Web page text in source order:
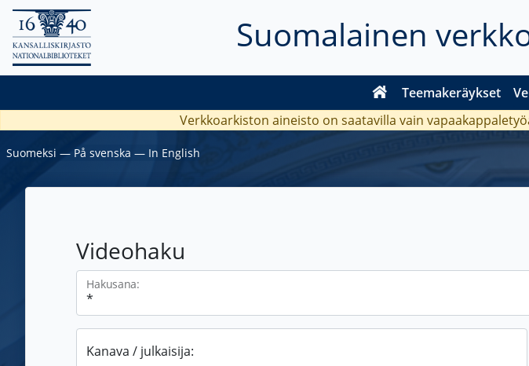
Suomalainen
Teemakeräykset
Verkkoarkiston aineisto on saatavilla vain
Suomeksi ― På svenska ― In English
Videohaku
Hakusana:
Kanava / julkaisija: